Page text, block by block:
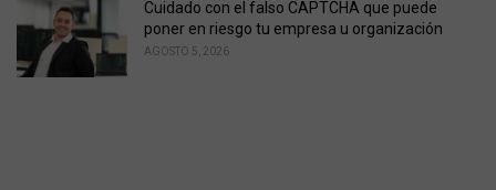
Cuidado con el falso CAPTCHA que puede
poner en riesgo tu empresa u organización
AGOSTO 5, 2026